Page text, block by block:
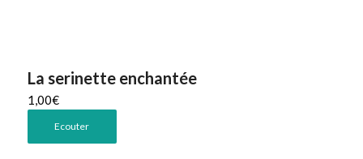
La serinette enchantée
1,00€
Ecouter